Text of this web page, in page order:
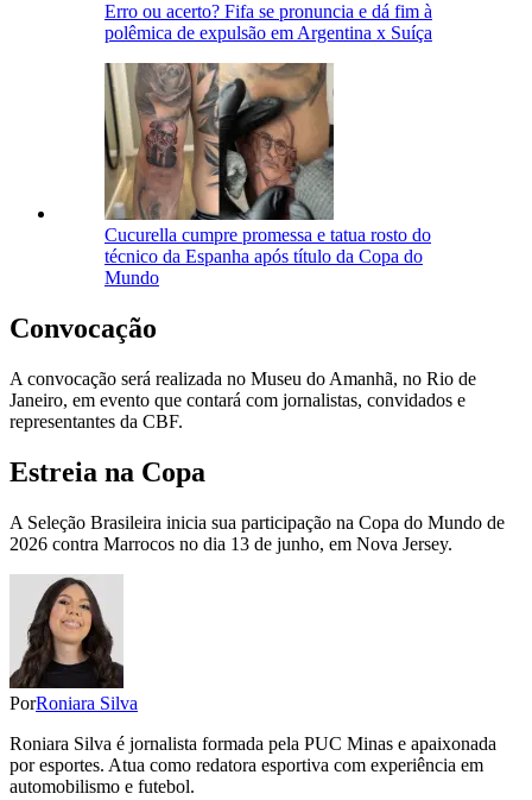
Erro ou acerto? Fifa se pronuncia e dá fim à
polêmica de expulsão em Argentina x Suíça
Cucurella cumpre promessa e tatua rosto do
técnico da Espanha após título da Copa do
Mundo
Convocação
A convocação será realizada no Museu do Amanhã, no Rio de
Janeiro, em evento que contará com jornalistas, convidados e
representantes da CBF.
Estreia na Copa
A Seleção Brasileira inicia sua participação na Copa do Mundo de
2026 contra Marrocos no dia 13 de junho, em Nova Jersey.
PorRoniara Silva
Roniara Silva é jornalista formada pela PUC Minas e apaixonada
por esportes. Atua como redatora esportiva com experiência em
automobilismo e futebol.